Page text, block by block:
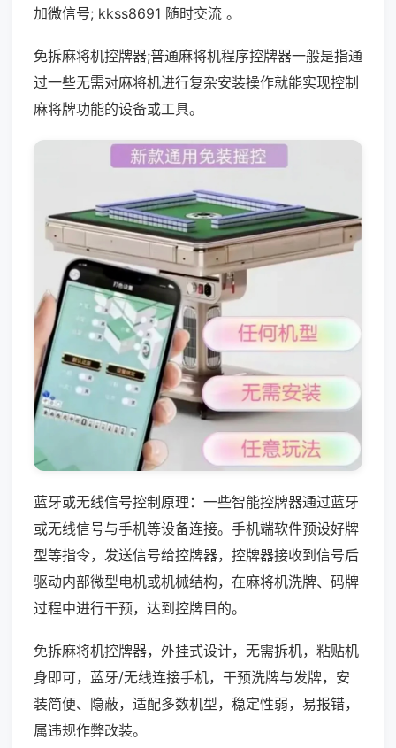
加微信号; kkss8691 随时交流 。
免拆麻将机控牌器;普通麻将机程序控牌器一般是指通
过一些无需对麻将机进行复杂安装操作就能实现控制
麻将牌功能的设备或工具。
蓝牙或无线信号控制原理：一些智能控牌器通过蓝牙
或无线信号与手机等设备连接。手机端软件预设好牌
型等指令，发送信号给控牌器，控牌器接收到信号后
驱动内部微型电机或机械结构，在麻将机洗牌、码牌
过程中进行干预，达到控牌目的。
免拆麻将机控牌器，外挂式设计，无需拆机，粘贴机
身即可，蓝牙/无线连接手机，干预洗牌与发牌，安
装简便、隐蔽，适配多数机型，稳定性弱，易报错，
属违规作弊改装。